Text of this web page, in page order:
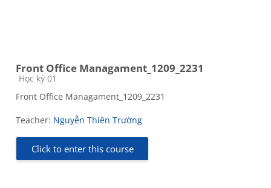
Front Office Managament_1209_2231
Course category
Học kỳ 01
Front Office Managament_1209_2231
Teacher: Nguyễn Thiên Trường
Click to enter this course